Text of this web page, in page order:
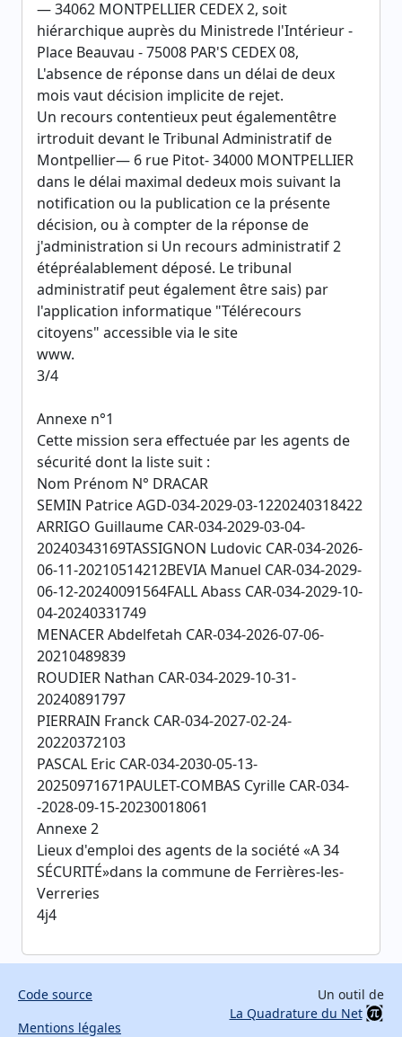
— 34062 MONTPELLIER CEDEX 2, soit
hiérarchique auprès du Ministrede l'Intérieur -
Place Beauvau - 75008 PAR'S CEDEX 08,
L'absence de réponse dans un délai de deux
mois vaut décision implicite de rejet.
Un recours contentieux peut égalementêtre
irtroduit devant le Tribunal Administratif de
Montpellier— 6 rue Pitot- 34000 MONTPELLIER
dans le délai maximal dedeux mois suivant la
notification ou la publication ce la présente
décision, ou à compter de la réponse de
j'administration si Un recours administratif 2
étépréalablement déposé. Le tribunal
administratif peut également être sais) par
l'application informatique "Télérecours
citoyens" accessible via le site
www.
3/4
Annexe n°1
Cette mission sera effectuée par les agents de
sécurité dont la liste suit :
Nom Prénom N° DRACAR
SEMIN Patrice AGD-034-2029-03-1220240318422
ARRIGO Guillaume CAR-034-2029-03-04-
20240343169TASSIGNON Ludovic CAR-034-2026-
06-11-20210514212BEVIA Manuel CAR-034-2029-
06-12-20240091564FALL Abass CAR-034-2029-10-
04-20240331749
MENACER Abdelfetah CAR-034-2026-07-06-
20210489839
ROUDIER Nathan CAR-034-2029-10-31-
20240891797
PIERRAIN Franck CAR-034-2027-02-24-
20220372103
PASCAL Eric CAR-034-2030-05-13-
20250971671PAULET-COMBAS Cyrille CAR-034-
-2028-09-15-20230018061
Annexe 2
Lieux d'emploi des agents de la société «A 34
SÉCURITÉ»dans la commune de Ferrières-les-
Verreries
4j4
Code source
Mentions légales
Un outil de
La Quadrature du Net